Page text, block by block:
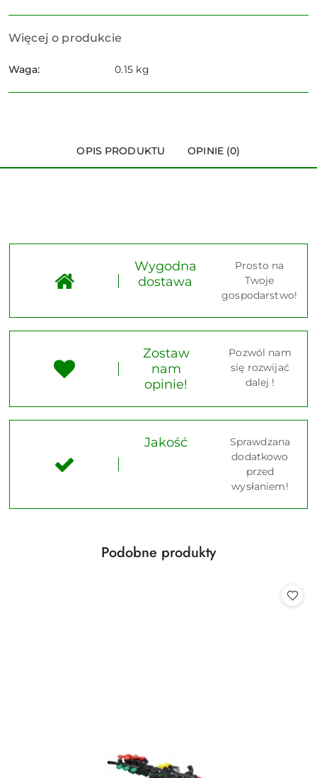
Więcej o produkcie
Waga: 0.15 kg
OPIS PRODUKTU OPINIE (0)
Wygodna
dostawa
Prosto na
Twoje
gospodarstwo!
Zostaw
nam
opinie!
Pozwól nam
się rozwijać
dalej !
Jakość
Sprawdzana
dodatkowo
przed
wysłaniem!
Pomiń karuzelę produktów
Produkty
Podobne produkty